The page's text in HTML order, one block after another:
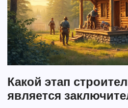
Какой этап
является